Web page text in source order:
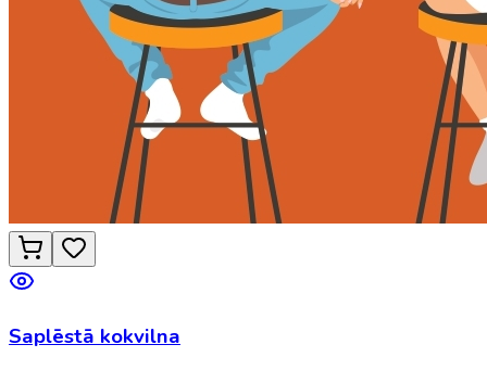
Saplēstā kokvilna